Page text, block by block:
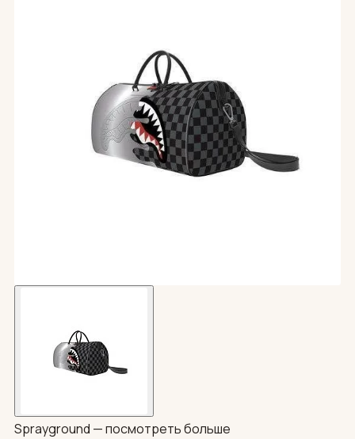
Sprayground —посмотреть больше